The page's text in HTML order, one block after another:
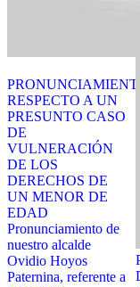
RESPECTO A UN
PRESUNTO CASO
DE
VULNERACIÓN
DE LOS
DERECHOS DE
UN MENOR DE
EDAD
Pronunciamiento de
nuestro alcalde
Ovidio Hoyos
Paternina, referente a